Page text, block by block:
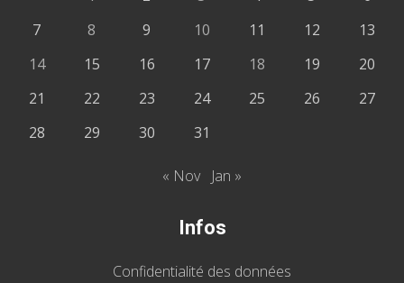
7
8 9 10 11 12
13
14
15 16 17 18 19
20
21
22 23 24 25 26
27
28
29 30 31
« Nov Jan »
Infos
Confidentialité des données